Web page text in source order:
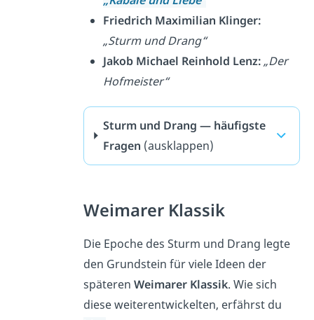
Friedrich Maximilian Klinger:
„Sturm und Drang“
Jakob Michael Reinhold Lenz:„Der
Hofmeister“
Sturm und Drang — häufigste
Fragen (ausklappen)
Weimarer Klassik
Die Epoche des Sturm und Drang legte
den Grundstein für viele Ideen der
späteren Weimarer Klassik. Wie sich
diese weiterentwickelten, erfährst du